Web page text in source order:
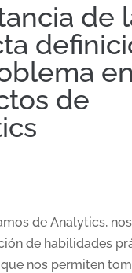
de
en
de
de Analytics,
de habilidades
nos permiten